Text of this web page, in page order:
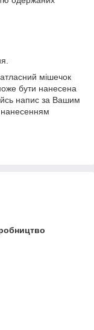
мішечок
бути нанесена
напис за Вашим
нанесенням